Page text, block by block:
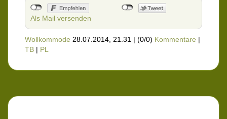
Als Mail versenden
Wollkommode 28.07.2014, 21.31 | (0/0) Kommentare |
TB | PL